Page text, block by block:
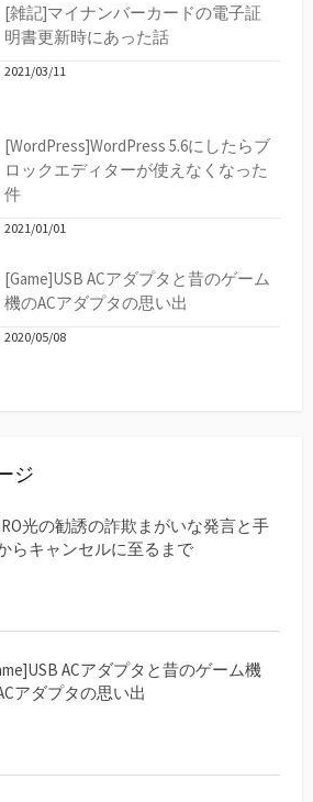
[雑記]マイナンバーカードの電子証
明書更新時にあった話
2021/03/11
[WordPress]WordPress 5.6にしたらブ
ロックエディターが使えなくなった
件
2021/01/01
[Game]USB ACアダプタと昔のゲーム
機のACアダプタの思い出
2020/05/08
ジ
光の勧誘の詐欺まがいな発言と手
らキャンセルに至るまで
ACアダプタと昔のゲーム機
アダプタの思い出